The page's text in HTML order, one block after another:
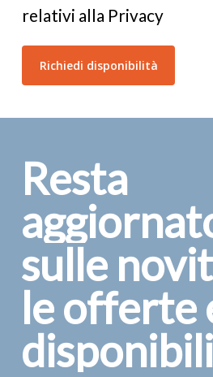
relativi alla Privacy
Resta
sulle
leofferte